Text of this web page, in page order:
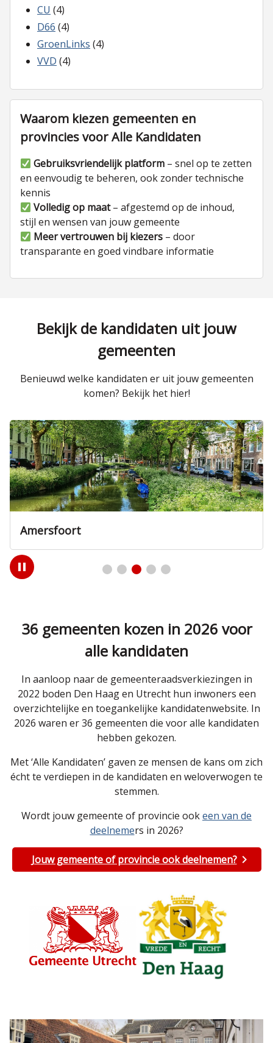
CU (4)
D66 (4)
GroenLinks (4)
VVD (4)
Waarom kiezen gemeenten en
provincies voor Alle Kandidaten
Gebruiksvriendelijk platform – snel op te zetten
en eenvoudig te beheren, ook zonder technische
kennis
Volledig op maat– afgestemd op de inhoud,
stijl en wensen van jouw gemeente
Meer vertrouwen bij kiezers – door
transparante en goed vindbare informatie
Bekijk de kandidaten uit jouw
gemeenten
Benieuwd welke kandidaten er uit jouw gemeenten
komen? Bekijk het hier!
Amersfoort
Play
/
36 gemeenten kozen in 2026 voor
alle kandidaten
In aanloop naar de gemeenteraadsverkiezingen in
2022 boden Den Haag en Utrecht hun inwoners een
overzichtelijke en toegankelijke kandidatenwebsite. In
2026 waren er 36 gemeenten die voor alle kandidaten
hebben gekozen.
Met ‘Alle Kandidaten’ gaven ze mensen de kans om zich
écht te verdiepen in de kandidaten en weloverwogen te
stemmen.
Wordt jouw gemeente of provincie ookeen van de
deelnemers in 2026?
Jouw gemeente of provincie ook deelnemen?